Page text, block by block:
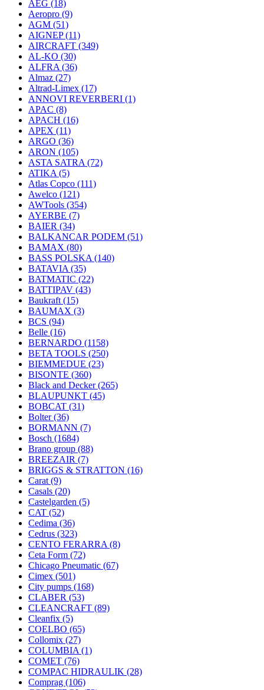
AEG (18)
Aeropro (9)
AGM (51)
AIGNEP(11)
AIRCRAFT (349)
AL-KO (30)
ALFRA (36)
Almaz (27)
Altrad-Limex (17)
ANNOVI REVERBERI (1)
APAC (8)
APACH (16)
APEX (11)
ARGO (36)
ARON (105)
ASTA SATRA (72)
ATIKA (5)
Atlas Copco (111)
Awelco (121)
AWTools (354)
AYERBE (7)
BAIER (34)
BALKANCAR PODEM (51)
BAMAX (80)
BASS POLSKA (140)
BATAVIA (35)
BATMATIC (22)
BATTIPAV (43)
Baukraft (15)
BAUMAX (3)
BCS (94)
Belle (16)
BERNARDO (1158)
BETA TOOLS (250)
BIEMMEDUE (23)
BISONTE (360)
Black and Decker(265)
BLAUPUNKT (45)
BOBCAT (31)
Bolter(36)
BORMANN (7)
Bosch (1684)
Brano group (88)
BREEZAIR (7)
BRIGGS & STRATTON (16)
Carat (9)
Casals (20)
Castelgarden (5)
CAT (52)
Cedima (36)
Cedrus (323)
CENTO FERARRA (8)
Ceta Form (72)
Chicago Pneumatic (67)
Cimex (501)
City pumps (168)
CLABER (53)
CLEANCRAFT (89)
Cleanfix (5)
COELBO (65)
Collomix (27)
COLUMBIA (1)
COMET (76)
COMPAC HIDRAULIK (28)
Comprag (106)